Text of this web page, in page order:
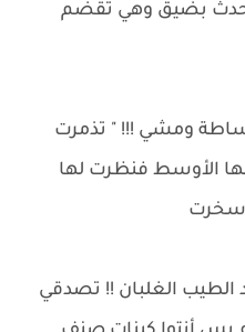
بضيق وهي تقضم
ومشي !!! " تذمرت
الأوسط فنظرت لها
الطيب الغلبان !! تصدقي